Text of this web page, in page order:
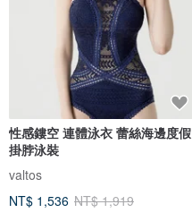
性感鏤空 連體泳衣 蕾絲海邊度假
掛脖泳裝
valtos
NT$ 1,536 NT$ 1,919